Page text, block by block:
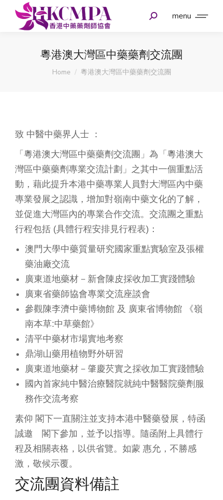
menu
粵港澳大灣區中藥藥劑交流團
You are here:
Home 粵港澳大灣區中藥藥劑交流團
致 中醫中藥界人士 ：
「粵港澳大灣區中藥藥劑交流團」為「粵港澳大
灣區中藥藥劑專業交流計劃」之其中一個重點活
動，藉此提升本港中藥專業人員對大灣區內中藥
專業發展之認識，增加對嶺南中藥文化的了解，
並促進大灣區內的專業合作交流。交流團之重點
行程包括 (具體行程安排見行程表)：
澳門大學中藥質量研究國家重點實驗室及張權
藥油廠交流
廣東道地藥材－新會陳皮採收加工實踐體驗
廣東省藥師協會專業交流座談會
參觀陳李濟中藥博物館 及 廣東省博物館 《嶺
南本草:中草藥館》
清平中藥材市場實地考察
鼎湖山藥用植物野外研習
廣東道地藥材－肇慶芡實之採收加工實踐體驗
國內首家純中醫治療醫院就純中醫醫院藥劑服
務作交流考察
素仰 閣下一直關注並支持本港中醫藥發展，特函
誠邀 閣下參加，並予以指導。隨函附上具體行
程及相關表格，以供省覽。如蒙 惠允，不勝感
激，敬候示覆。
交流團資料備註